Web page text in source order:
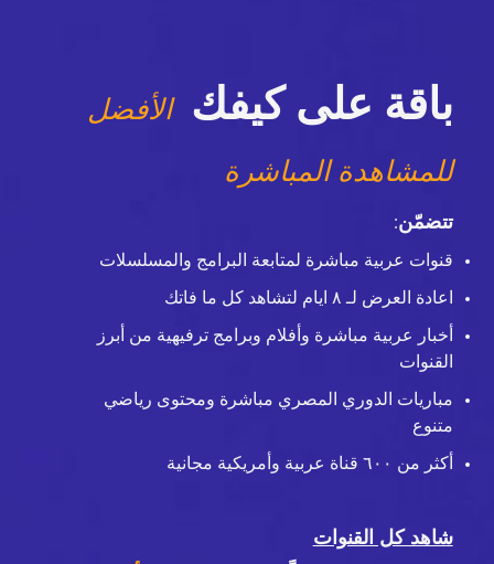
باقة على كيفك الأفضل
للمشاهدة المباشرة
تتضمّن:
قنوات عربية مباشرة لمتابعة البرامج والمسلسلات
اعادة العرض لـ ٨ ايام لتشاهد كل ما فاتك
أخبار عربية مباشرة وأفلام وبرامج ترفيهية من أبرز
القنوات
مباريات الدوري المصري مباشرة ومحتوى رياضي
متنوع
أكثر من ٦٠٠ قناة عربية وأمريكية مجانية
شاهد كل القنوات